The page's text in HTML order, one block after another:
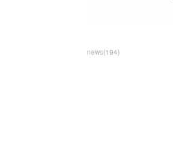
news(194)